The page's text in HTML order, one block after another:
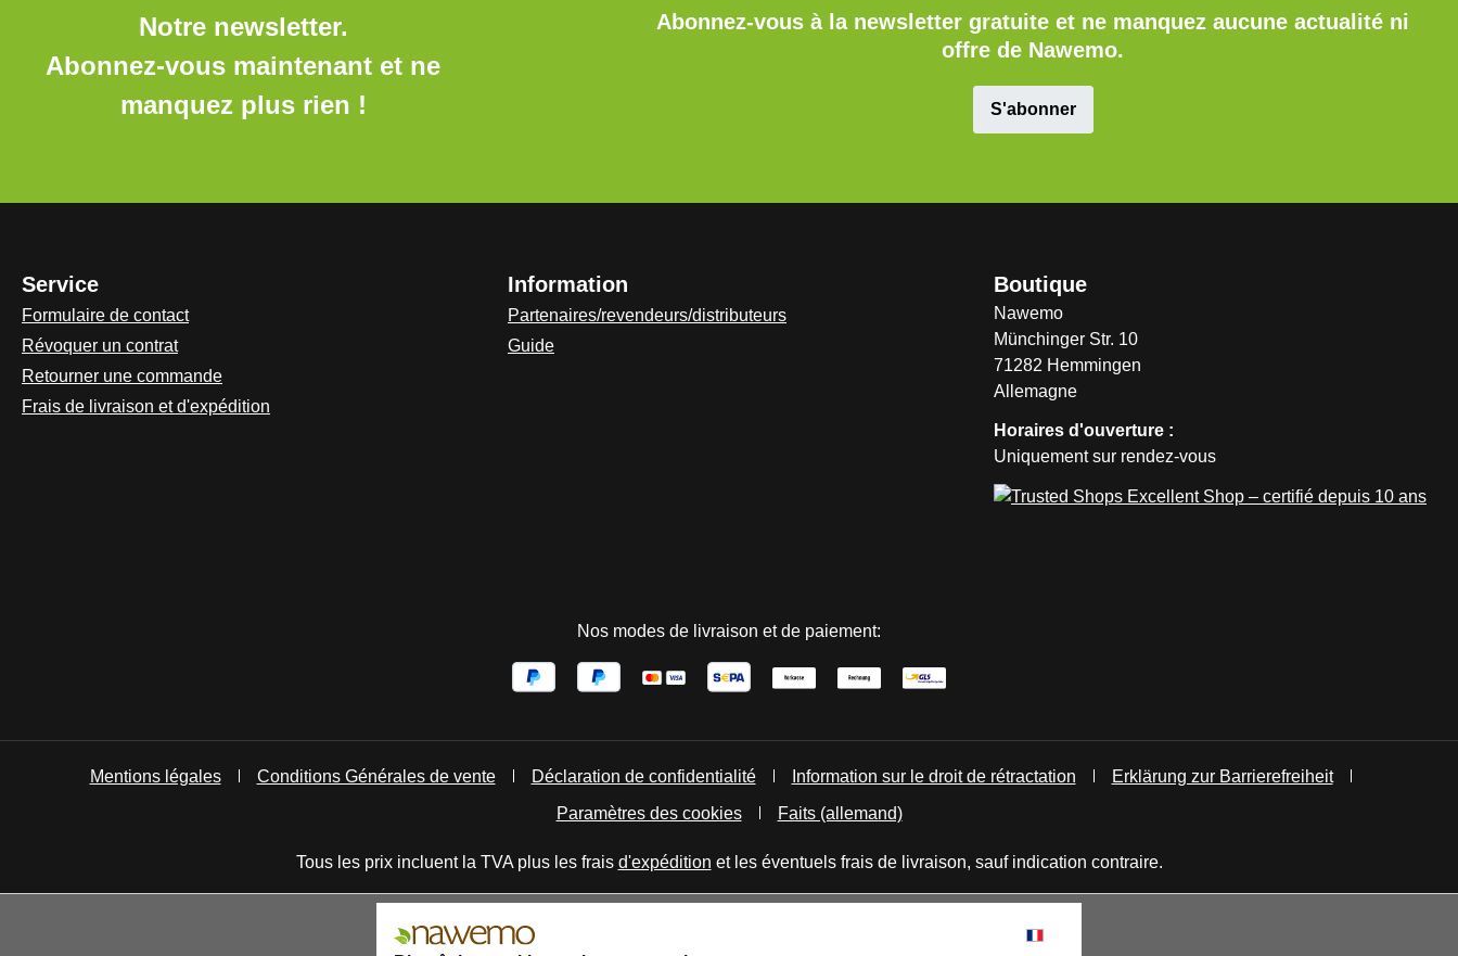
Notre newsletter.
Abonnez-vous maintenant et ne
manquez plus rien !
Abonnez-vous à la newsletter gratuite et ne manquez aucune actualité ni
offre de Nawemo.
S'abonner
Service
Formulaire de contact
Révoquer un contrat
Retourner une commande
Frais de livraison et d'expédition
Information
Partenaires/revendeurs/distributeurs
Guide
Boutique
Nawemo
Münchinger Str. 10
71282 Hemmingen
Allemagne
Horaires d'ouverture :
Uniquement sur rendez-vous
Nos modes de livraison et de paiement:
Mentions légales Conditions Générales de vente Déclaration de confidentialité Information sur le droit de rétractation
Erklärung zur Barrierefreiheit
Paramètres des cookies
Faits (allemand)
Tous les prix incluent la TVA plus les frais d'expédition et les éventuels frais de livraison, sauf indication contraire.